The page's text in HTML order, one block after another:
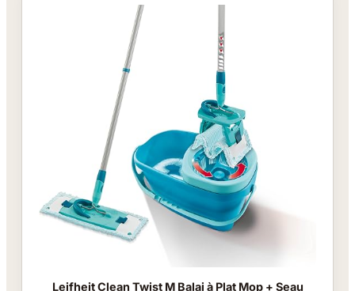
Leifheit Clean Twist M Balai à Plat Mop + Seau